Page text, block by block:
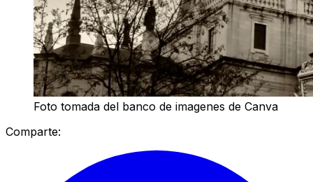
Foto tomada del banco de imagenes de Canva
Comparte: